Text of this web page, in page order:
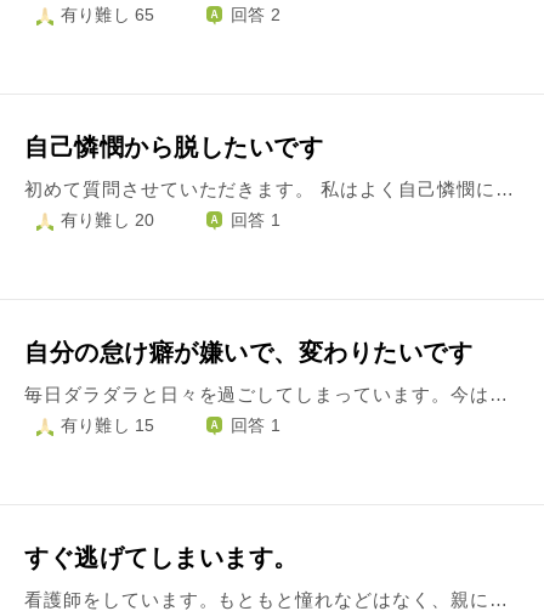
有り難し 65 回答 2
自己憐憫から脱したいです
初めて質問させていただきます。 私はよく自己憐憫に陥りがちです。最近、それが顕著に見られるようになってきました。 何故最近特に自己憐憫にはしってしまうかというと、理由の１つに大学のサークル活動が挙げられます。 私の所属するサークルでは、昇級試験があります。 この間昇級試験があったのですが、一度落ちてしまいました。自分では力不足なことが分かっていたので、再試験までしっかり頑張ろうと思いを新たにしたつもりだったのですが、試験の後の練習で、先輩に間違っている箇所の指摘を受けるたびに涙が出てきそうになりました。「わたしは頑張っているのにこんなことさえもできないのか」という気持ちを抱いていました。 その後、再試験では無事昇級することができました。しかし、先輩の「よのこさんは昇級するかどうかギリギリだったみたいだよ」という冗談で何故か今まで堪えていたのに泣いてしまいました。 そのあとは泣き通して、次の日の練習でも大泣きしてしまいました。練習の最後には、「こんなにわたしが辛い思いをしているのに、なんで誰も慰めてくれないの？」という気持ちにさえなってしまいました。 自意識だけが膨らんで、かわいそうな自分に酔っているのが本当に気持ち悪いです。気持ち悪いと思っているのに、隙あらば自己憐憫に陥ってしまいます。 サークルの人たちをだいぶ困らせているし、このままだと友達を失ってしまうだろうなとも思います。 自分でいくら言い聞かせても、自分かわいさに結局は自己憐憫を肯定してしまいます。客観的で冷静なご意見がいただけたら嬉しいです。 稚拙な文章で申し訳ございません。
有り難し 20 回答 1
自分の怠け癖が嫌いで、変わりたいです
毎日ダラダラと日々を過ごしてしまっています。今は一応高校生ですが、もう受験まであと数ヶ月です。受かる気もせず、親には勉強していると言っていますが、実際にはそれほど出来ていません。そんな嘘をついて何もしていない自分が嫌です。 中学生の時までは部活も勉強も頑張っていたんですが、中3の時にいじめに合い、不登校にりました。そこから何とか高校受験をし、高校にも入ったのですが、半年ほどで辞めてしまい、現在通信高校で高校三年生です。 本当に親には金銭的にも精神的にも迷惑をかけていて、申し訳ないし、自分が情けないです。 自分で何かやろうと挑戦したり、何か続けようとしても途中で断念してしまったり、すぐに疲れてしまいます。 日々怠けた生活を送っているせいで、その癖がついていて頑張れません。このままだと社会人にもなれないし、大学にも行けない。親の迷惑にはなりたくないので何とかしたいし、高校卒業までもう時間もありません。 自分がこの先、生きていける自信がありません。 自分を変えたいという気持ちから、親には言っていませんが、お笑いの台本を書いたり、色々なエンタメを作る放送作家になれたらいいなと思うようになりました。僕が辛い時にはお笑いや映画や小説などのエンターテインメントに救われたからです。 そこで、企画を考えて送ったりしていましたが、いい結果が得られず辞めてしまいました。 また、お笑いのネタを描く練習にと、絵を描くのが得意だったのもあり、漫画賞に応募しようと思いました。 しかし、漫画を頑張って何回も描こうと挑戦しても、全部中途半端で完成できていません。 こんな意思が弱く、忍耐力のない自分に嫌気がさします。 社会不適合者だと思います。本当にこのまま生きていけるか不安です。 池上彰さんの仏教って何ですか？という本を読み、仏教に興味を持って調べていったらこのサイトにたどり着きました。 物凄く個人的な内容で、答えにくいかもしれませんが、相談できる人もいないのでここに書かせていただきました。
有り難し 15 回答 1
すぐ逃げてしまいます。
看護師をしています。もともと憧れなどはなく、親に勧められて資格を取りました。 仕事で嫌なことや苦手な人ができるとすぐに逃げてしまい、休みがちになってしまいます。休みが続き、職場の人に呆れられていそうで怖くなりうまく謝罪のコミュニケーションもとれず嫌になり休みが続いてしまいます。仮病で乗り切るものの嘘をついた罪悪感やあまりに長期の休みで出辛さから転職を2度ほどしています。 新卒での職場は5年続きましたが、体力面で退職。それ以降は半年くらいのスパンで転職を繰り返していて、このままではいけないと思いながらも、もう人のお世話をする元気がありません。翌日仕事だと思うとそわそわして眠れず、仕事に行くと同僚とコミュニケーションが取れずトイレなどについ逃げてしまいます。怖くて話しかけられません。 学生の時から好きな教科ばかり集中していました。苦手なことから逃げていたから逃避癖がついてしまったのでしょうか。このまま今の職場で踏ん張った方が良いのか、職場を変えて心機一転したら良いのか…また繰り返してしまうだけじゃないのか不安です。自分が怠惰なだけに感じて家族や友達にも相談できません…。 どうしたら逃げずにいられますか。 相談がまとまらず申し訳ありませんが、助言よろしくお願いします。